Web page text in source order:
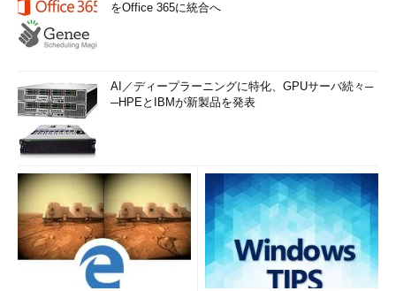
をOffice 365に統合へ
AI／ディープラーニングに特化、GPUサーバ続々─
─HPEとIBMが新製品を発表